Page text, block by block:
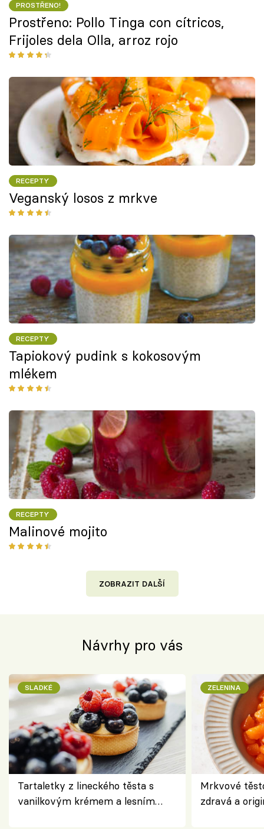
PROSTŘENO!
Prostřeno: Pollo Tinga con cítricos,
Frijoles dela Olla, arroz rojo
RECEPTY
Veganský losos z mrkve
RECEPTY
Tapiokový pudink s kokosovým
mlékem
RECEPTY
Malinové mojito
ZOBRAZIT DALŠÍ
Návrhy pro vás
SLADKÉ
Tartaletky z lineckého těsta s
vanilkovým krémem a lesním
ZELENINA
Mrkvové
zdravá a